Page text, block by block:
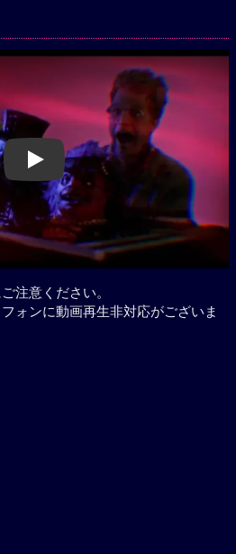
Play
注意ください。
ォンに動画再生非対応がございま